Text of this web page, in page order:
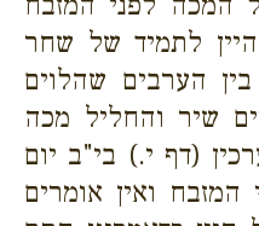
לתמיד של שחר
הערבים שהלוים
שיר והחליל מכה
(דף י.) בי"ב יום
ואין אומרים